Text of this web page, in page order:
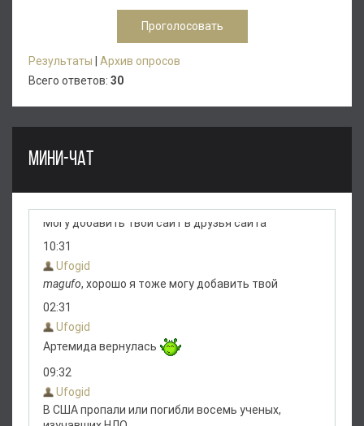
Результаты
Архив опросов
Всего ответов: 30
МИНИ-ЧАТ